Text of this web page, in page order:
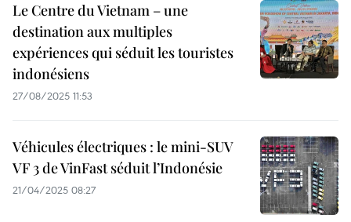
Le Centre du Vietnam – une
destination aux multiples
expériences qui séduit les touristes
indonésiens
27/08/2025 11:53
Véhicules électriques : le mini-SUV
VF 3 de VinFast séduit l’Indonésie
21/04/2025 08:27